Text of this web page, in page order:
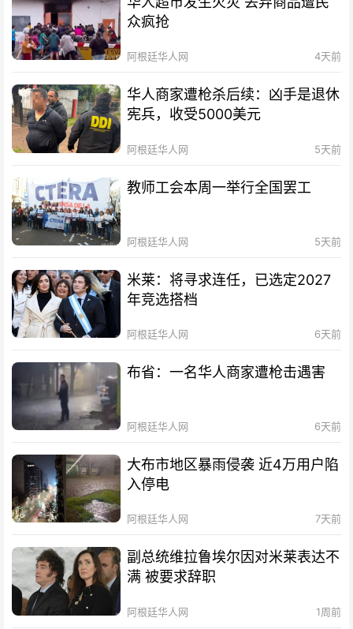
众疯抢
阿根廷华人网 4天前
华人商家遭枪杀后续：凶手是退休
宪兵，收受5000美元
阿根廷华人网 5天前
教师工会本周一举行全国罢工
阿根廷华人网 5天前
米莱：将寻求连任，已选定2027
年竞选搭档
阿根廷华人网 6天前
布省：一名华人商家遭枪击遇害
阿根廷华人网 6天前
大布市地区暴雨侵袭 近4万用户陷
入停电
阿根廷华人网 7天前
副总统维拉鲁埃尔因对米莱表达不
满 被要求辞职
阿根廷华人网 1周前